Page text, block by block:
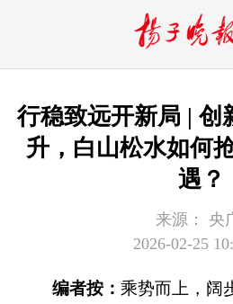
行稳致远开新局 | 创
升，白山松水如何
遇？
来源：
央
2026-02-25
编者按： 乘势而上，阔